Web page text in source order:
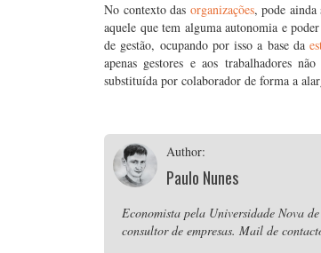
No contexto das organizações, pode
aquele que tem alguma autonomia e
de gestão, ocupando por isso a base da
apenas gestores e aos trabalhadores
substituída por colaborador de forma a
Author:
Paulo Nunes
Economista pela Universidade Nova
consultor de empresas. Mail de